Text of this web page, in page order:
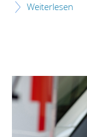
Weiterlesen